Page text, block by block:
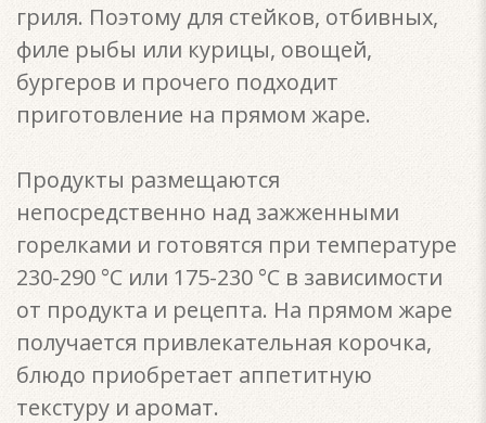
гриля. Поэтому для стейков, отбивных,
филе рыбы или курицы, овощей,
бургеров и прочего подходит
приготовление на прямом жаре.
Продукты размещаются
непосредственно над зажженными
горелками и готовятся при температуре
230-290 °С или 175-230 °С в зависимости
от продукта и рецепта. На прямом жаре
получается привлекательная корочка,
блюдо приобретает аппетитную
текстуру и аромат.